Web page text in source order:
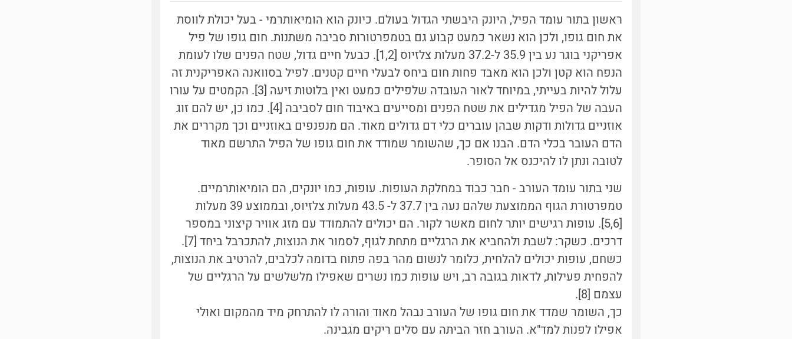
ראשון בתור עומד הפיל, היונק היבשתי הגדול בעולם. כיונק הוא הומיאותרמי - בעל יכולת לווסת
את חום גופו, ולכן הוא נשאר כמעט קבוע גם בטמפרטורות סביבה משתנות. חום גופו של פיל
אפריקני בוגר נע בין 35.9 ל-37.2 מעלות צלזיוס [1,2]. כבעל חיים גדול, שטח הפנים שלו לעומת
הנפח הוא קטן ולכן הוא מאבד פחות חום ביחס לבעלי חיים קטנים. לפיל בסוואנה האפריקנית זה
עלול להיות בעייתי, במיוחד לאור העובדה שלפילים כמעט ואין בלוטות זיעה [3]. הקמטים על עורו
העבה של הפיל מגדילים את שטח הפנים ומסייעים באיבוד חום לסביבה [4]. כמו כן, יש להם זוג
אוזניים גדולות ודקות שבהן עוברים כלי דם גדולים מאוד. הם מנפנפים באוזניים וכך מקררים את
הדם העובר בכלי הדם. הבנו אם כך, שהשומר שמודד את חום גופו של הפיל התרשם מאוד
לטובה ונתן לו להיכנס אל הסופר.
שני בתור עומד העורב - חבר כבוד במחלקת העופות. עופות, כמו יונקים, הם הומיאותרמיים.
טמפרטורת הגוף הממוצעת שלהם נעה בין 37.7 ל- 43.5 מעלות צלזיוס, ובממוצע 39 מעלות
[5,6]. עופות רגישים יותר לחום מאשר לקור. הם יכולים להתמודד עם מזג אוויר קיצוני במספר
דרכים. כשקר: לשבת ולהחביא את הרגליים מתחת לגוף, לסמור את הנוצות, להתכרבל ביחד [7].
כשחם, עופות יכולים להלחית, כלומר לנשום מהר בפה פתוח בדומה לכלבים, להרטיב את הנוצות,
להפחית פעילות, לדאות בגובה רב, ויש עופות כמו נשרים שאפילו מלשלשים על הרגליים של
עצמם [8].
כך, השומר שמדד את חום גופו של העורב נבהל מאוד והורה לו להתרחק מיד מהמקום ואולי
אפילו לפנות למד"א. העורב חזר הביתה עם סלים ריקים מגבינה.